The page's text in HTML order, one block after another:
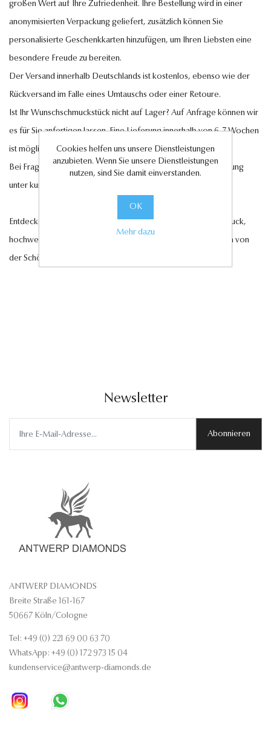
großen Wert auf Ihre Zufriedenheit. Ihre Bestellung wird in einer
anonymisierten Verpackung geliefert, zusätzlich können Sie
personalisierte Geschenkkarten hinzufügen, um Ihren Liebsten eine
besondere Freude zu bereiten.
Der Versand innerhalb Deutschlands ist kostenlos, ebenso wie der
Rückversand im Falle eines Umtauschs oder einer Retoure.
Ist Ihr Wunschschmuckstück nicht auf Lager? Auf Anfrage können wir
es für Sie anfertigen lassen. Eine Lieferung innerhalb von 6-7 Wochen
ist möglich.
Bei Fragen steht Ihnen unser Kundenservice gerne zur Verfügung
unter kundenservice@antwerp-diamonds.de.
Entdecken Sie jetzt unsere exquisite Auswahl an Diamantschmuck,
hochwertigen Edelsteinen und edlen Perlen und lassen Sie sich von
der Schönheit und Eleganz unserer Kollektionen verzaubern.
Newsletter
Abonnieren
ANTWERP DIAMONDS
Breite Straße 161-167
50667 Köln/Cologne
Tel: +49 (0) 221 69 00 63 70
WhatsApp: +49 (0) 172 973 15 04
kundenservice@antwerp-diamonds.de
Cookies helfen uns unsere Dienstleistungen
anzubieten. Wenn Sie unsere Dienstleistungen
nutzen, sind Sie damit einverstanden.
OK
Mehr dazu